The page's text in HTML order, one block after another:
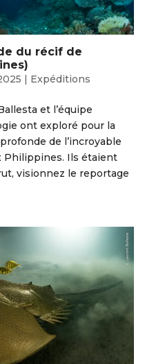
du récif de
| Expéditions
et l’équipe
ont exploré pour la
de l’incroyable
Philippines. Ils étaient
visionnez le reportage